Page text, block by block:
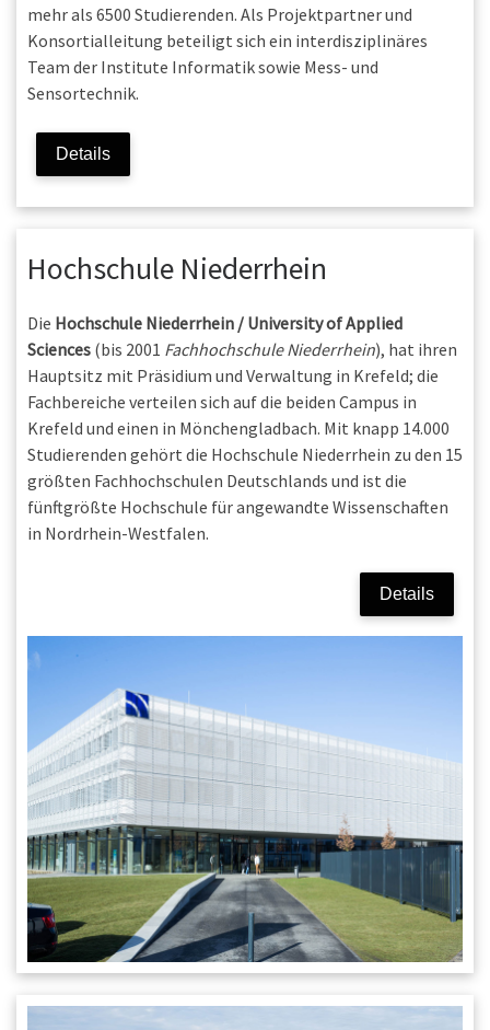
mehr als 6500 Studierenden. Als Projektpartner und
Konsortialleitung beteiligt sich ein interdisziplinäres
Team der Institute Informatik sowie Mess- und
Sensortechnik.
Details
Hochschule Niederrhein
Die Hochschule Niederrhein / University of Applied
Sciences (bis 2001 Fachhochschule Niederrhein), hat ihren
Hauptsitz mit Präsidium und Verwaltung in Krefeld; die
Fachbereiche verteilen sich auf die beiden Campus in
Krefeld und einen in Mönchengladbach. Mit knapp 14.000
Studierenden gehört die Hochschule Niederrhein zu den 15
größten Fachhochschulen Deutschlands und ist die
fünftgrößte Hochschule für angewandte Wissenschaften
in Nordrhein-Westfalen.
Details